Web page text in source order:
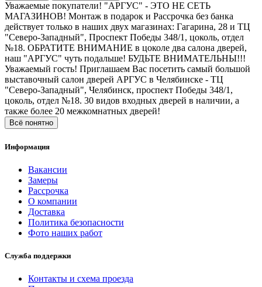
Уважаемые покупатели! "АРГУС" - ЭТО НЕ СЕТЬ
МАГАЗИНОВ! Монтаж в подарок и Рассрочка без банка
действует только в наших двух магазинах: Гагарина, 28 и ТЦ
"Северо-Западный", Проспект Победы 348/1, цоколь, отдел
№18. ОБРАТИТЕ ВНИМАНИЕ в цоколе два салона дверей,
наш "АРГУС" чуть подальше! БУДЬТЕ ВНИМАТЕЛЬНЫ!!!
Уважаемый гость! Приглашаем Вас посетить самый большой
выставочный салон дверей АРГУС в Челябинске - ТЦ
"Северо-Западный", Челябинск, проспект Победы 348/1,
цоколь, отдел №18. 30 видов входных дверей в наличии, а
также более 20 межкомнатных дверей!
Всё понятно
Информация
Вакансии
Замеры
Рассрочка
О компании
Доставка
Политика безопасности
Фото наших работ
Служба поддержки
Контакты и схема проезда